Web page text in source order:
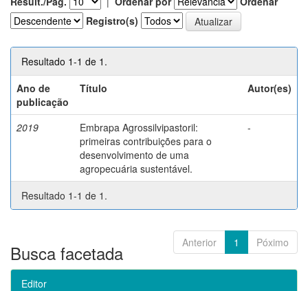
Registro(s)
Resultado 1-1 de 1.
Ano de
publicação
Título Autor(es)
2019
Embrapa Agrossilvipastoril:
primeiras contribuições para o
desenvolvimento de uma
agropecuária sustentável.
-
Resultado 1-1 de 1.
Anterior 1 Póximo
Busca facetada
Editor